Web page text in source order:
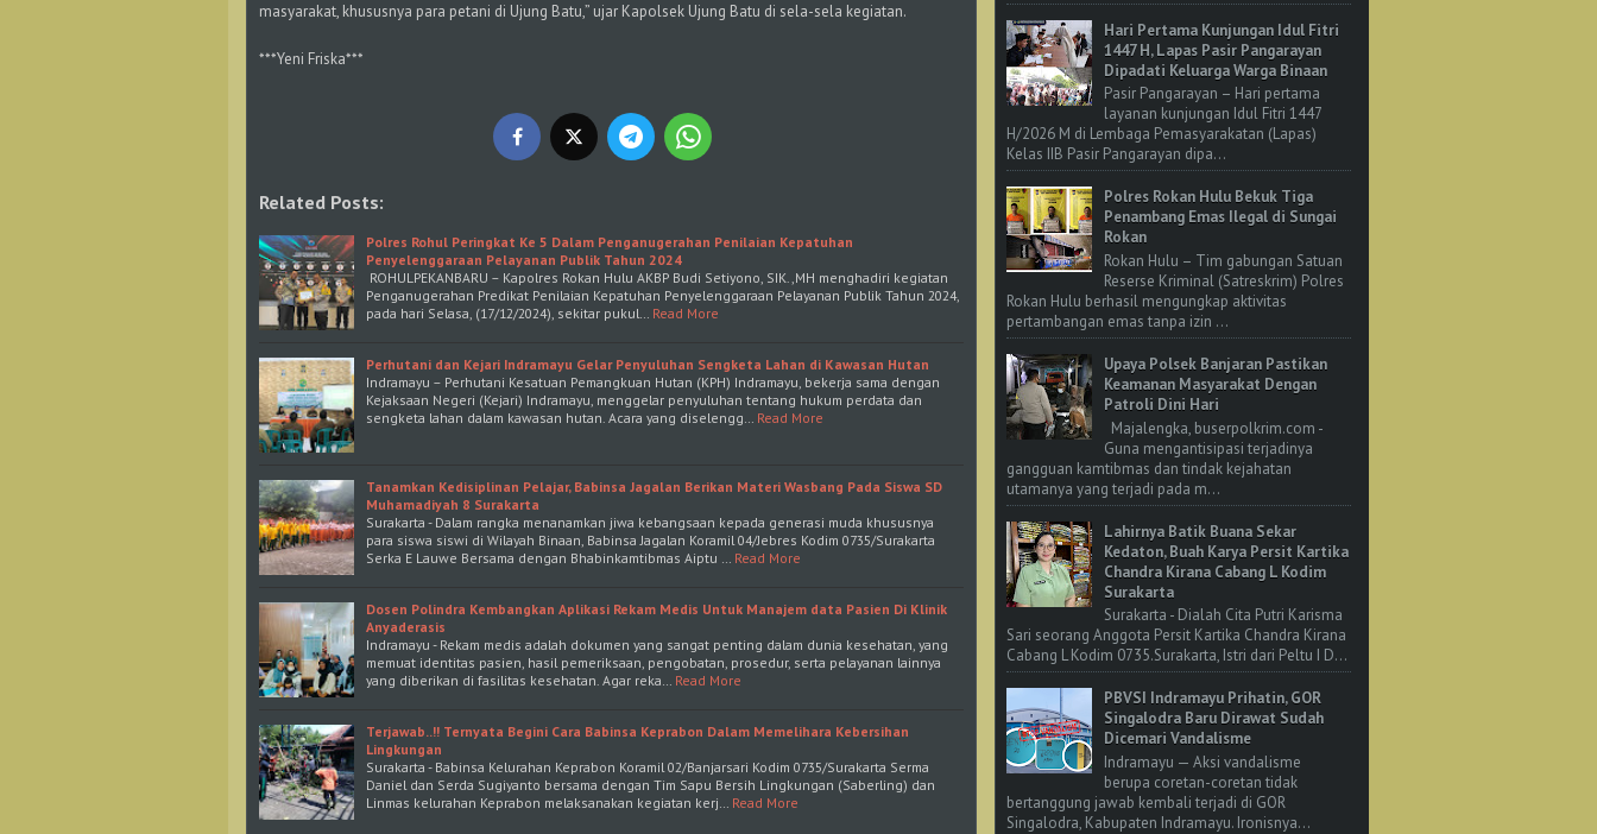
masyarakat, khususnya para petani di Ujung Batu,” ujar Kapolsek Ujung Batu di sela-sela kegiatan.
***Yeni Friska***
Related Posts:
Polres Rohul Peringkat Ke 5 Dalam Penganugerahan Penilaian Kepatuhan
Penyelenggaraan Pelayanan Publik Tahun 2024
ROHULPEKANBARU – Kapolres Rokan Hulu AKBP Budi Setiyono, SIK.,MH menghadiri kegiatan
Penganugerahan Predikat Penilaian Kepatuhan Penyelenggaraan Pelayanan Publik Tahun 2024,
pada hari Selasa, (17/12/2024), sekitar pukul… Read More
Perhutani dan Kejari Indramayu Gelar Penyuluhan Sengketa Lahan di Kawasan Hutan
Indramayu – Perhutani Kesatuan Pemangkuan Hutan (KPH) Indramayu, bekerja sama dengan
Kejaksaan Negeri (Kejari) Indramayu, menggelar penyuluhan tentang hukum perdata dan
sengketa lahan dalam kawasan hutan. Acara yang diselengg… Read More
Tanamkan Kedisiplinan Pelajar, Babinsa Jagalan Berikan Materi Wasbang Pada Siswa SD
Muhamadiyah 8 Surakarta
Surakarta - Dalam rangka menanamkan jiwa kebangsaan kepada generasi muda khususnya
para siswa siswi di Wilayah Binaan, Babinsa Jagalan Koramil 04/Jebres Kodim 0735/Surakarta
Serka E Lauwe Bersama dengan Bhabinkamtibmas Aiptu … Read More
Dosen Polindra Kembangkan Aplikasi Rekam Medis Untuk Manajem data Pasien Di Klinik
Anyaderasis
Indramayu - Rekam medis adalah dokumen yang sangat penting dalam dunia kesehatan, yang
memuat identitas pasien, hasil pemeriksaan, pengobatan, prosedur, serta pelayanan lainnya
yang diberikan di fasilitas kesehatan. Agar reka… Read More
Terjawab..!! Ternyata Begini Cara Babinsa Keprabon Dalam Memelihara Kebersihan
Lingkungan
Surakarta - Babinsa Kelurahan Keprabon Koramil 02/Banjarsari Kodim 0735/Surakarta Serma
Daniel dan Serda Sugiyanto bersama dengan Tim Sapu Bersih Lingkungan (Saberling) dan
Linmas kelurahan Keprabon melaksanakan kegiatan kerj… Read More
Hari Pertama Kunjungan Idul Fitri
1447 H, Lapas Pasir Pangarayan
Dipadati Keluarga Warga Binaan
Pasir Pangarayan – Hari pertama
layanan kunjungan Idul Fitri 1447
H/2026 M di Lembaga Pemasyarakatan (Lapas)
Kelas IIB Pasir Pangarayan dipa...
Polres Rokan Hulu Bekuk Tiga
Penambang Emas Ilegal di Sungai
Rokan
Rokan Hulu – Tim gabungan Satuan
Reserse Kriminal (Satreskrim) Polres
Rokan Hulu berhasil mengungkap aktivitas
pertambangan emas tanpa izin ...
Upaya Polsek Banjaran Pastikan
Keamanan Masyarakat Dengan
Patroli Dini Hari
Majalengka, buserpolkrim.com -
Guna mengantisipasi terjadinya
gangguan kamtibmas dan tindak kejahatan
utamanya yang terjadi pada m...
Lahirnya Batik Buana Sekar
Kedaton, Buah Karya Persit Kartika
Chandra Kirana Cabang L Kodim
Surakarta
Surakarta - Dialah Cita Putri Karisma
Sari seorang Anggota Persit Kartika Chandra Kirana
Cabang L Kodim 0735.Surakarta, Istri dari Peltu I D...
PBVSI Indramayu Prihatin, GOR
Singalodra Baru Dirawat Sudah
Dicemari Vandalisme
Indramayu — Aksi vandalisme
berupa coretan-coretan tidak
bertanggung jawab kembali terjadi di GOR
Singalodra, Kabupaten Indramayu. Ironisnya...